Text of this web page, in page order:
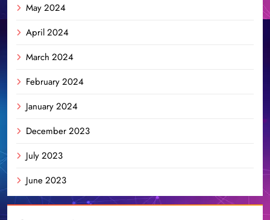
May 2024
April 2024
March 2024
February 2024
January 2024
December 2023
July 2023
June 2023